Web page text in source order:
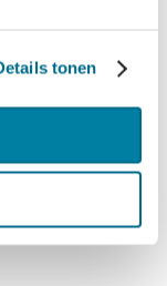
tonen